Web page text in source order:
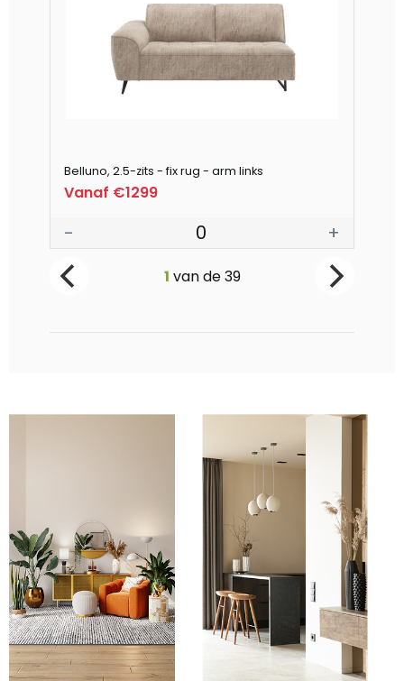
Belluno, 2.5-zits - fix rug - arm links
Vanaf €1299
- 0 +
1 van de39